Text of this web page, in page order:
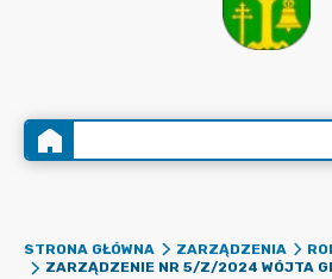
STRONA GŁÓWNA ZARZĄDZENIA